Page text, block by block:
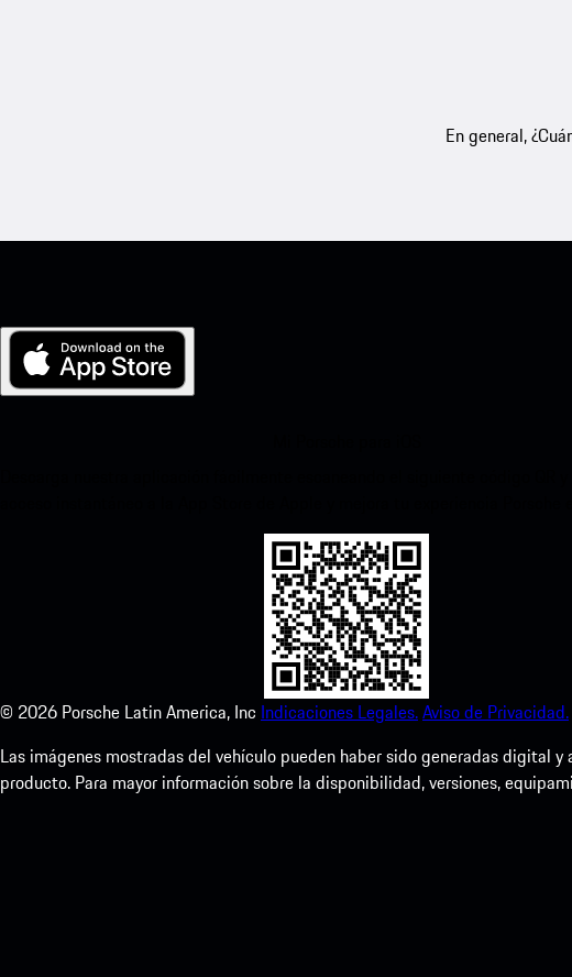
En general,
© 2026 Porsche Latin America, Inc Indicaciones Legales.Aviso de Privacidad.
Las imágenes mostradas del vehículo pueden haber sido generadas
producto. Para mayor información sobre la disponibilidad, versiones,